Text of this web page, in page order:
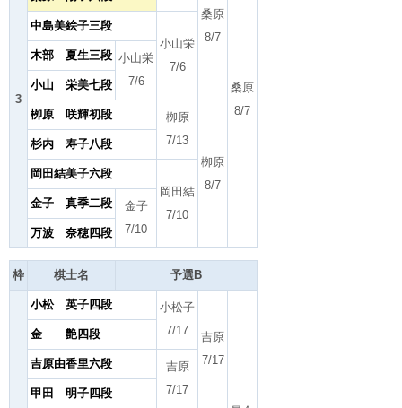
3
桑原
8/7
桑原
8/7
中島美絵子三段
小山栄
7/6
木部 夏生三段 小山栄
7/6
小山 栄美七段
栁原 咲輝初段
栁原
7/13
栁原
8/7
杉内 寿子八段
岡田結美子六段
岡田結
7/10
金子 真季二段
金子
7/10
万波 奈穂四段
枠 棋士名 予選B
小松 英子四段
小松子
7/17
吉原
7/17
金 艶四段
吉原由香里六段
吉原
7/17
甲田 明子四段